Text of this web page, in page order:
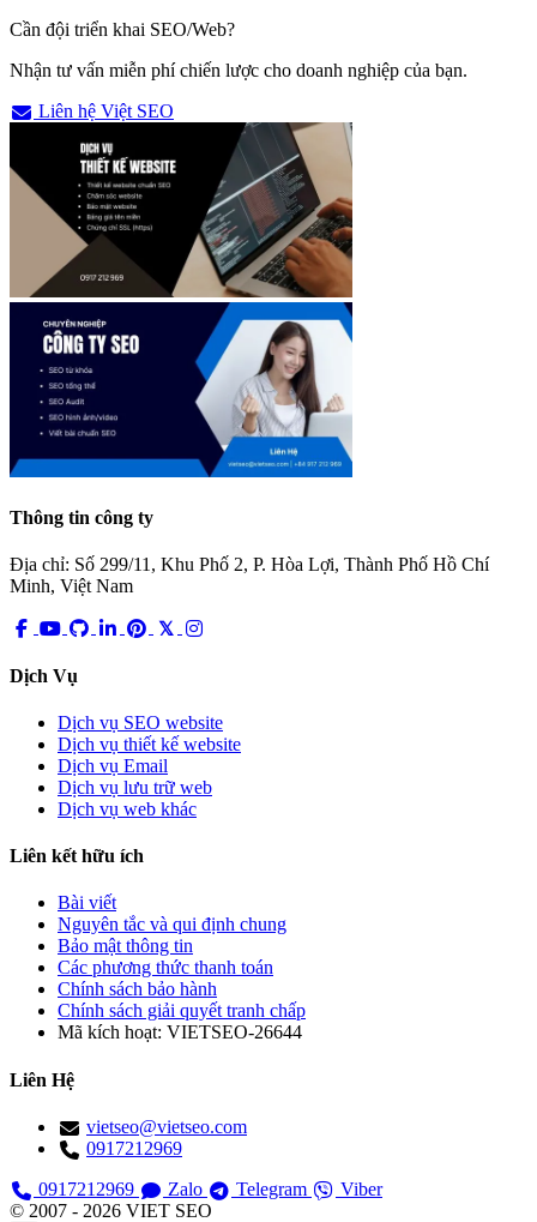
Cần đội triển khai SEO/Web?
Nhận tư vấn miễn phí chiến lược cho doanh nghiệp của bạn.
Liên hệ Việt SEO
Thông tin công ty
Địa chỉ: Số 299/11, Khu Phố 2, P. Hòa Lợi, Thành Phố Hồ Chí
Minh, Việt Nam
Dịch Vụ
Dịch vụ SEO website
Dịch vụ thiết kế website
Dịch vụ Email
Dịch vụ lưu trữ web
Dịch vụ web khác
Liên kết hữu ích
Bài viết
Nguyên tắc và qui định chung
Bảo mật thông tin
Các phương thức thanh toán
Chính sách bảo hành
Chính sách giải quyết tranh chấp
Mã kích hoạt: VIETSEO-26644
Liên Hệ
vietseo@vietseo.com
0917212969
0917212969
Zalo Telegram
Viber
© 2007 - 2026 VIET SEO